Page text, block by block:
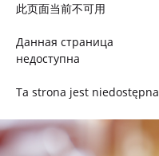
此页面当前不可用
Данная страница
недоступна
Ta strona jest niedostępna
Trang này không có